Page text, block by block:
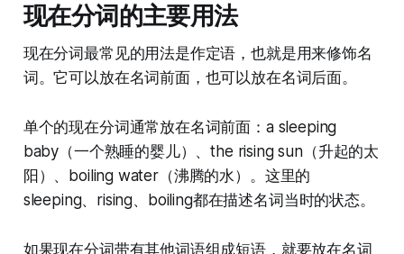
现在分词的主要用法
现在分词最常见的用法是作定语，也就是用来修饰名
词。它可以放在名词前面，也可以放在名词后面。
单个的现在分词通常放在名词前面：a sleeping
baby（一个熟睡的婴儿）、the rising sun（升起的太
阳）、boiling water（沸腾的水）。这里的
sleeping、rising、boiling都在描述名词当时的状态。
如果现在分词带有其他词语组成短语，就要放在名词